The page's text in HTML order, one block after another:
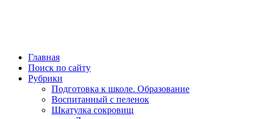
Главная
Поиск по сайту
Рубрики
Подготовка к школе. Образование
Воспитанный с пеленок
Шкатулка сокровищ